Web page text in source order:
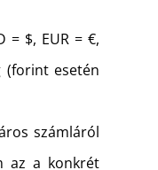
= $, EUR = €,
(forint esetén
számláról
az a konkrét